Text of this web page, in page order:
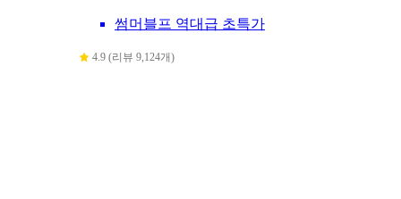
썸머블프 역대급 초특가
4.9 (리뷰 9,124개)